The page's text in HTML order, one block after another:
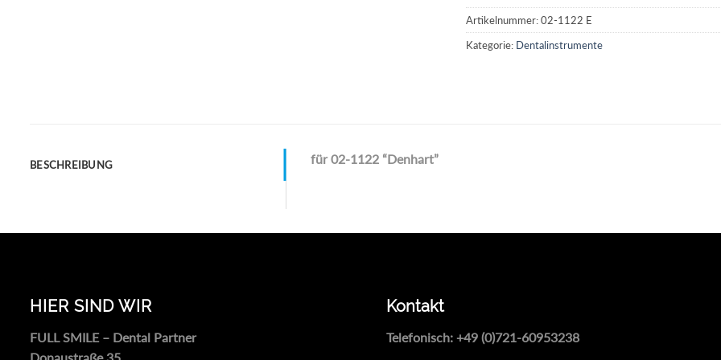
Artikelnummer:02-1122 E
Kategorie: Dentalinstrumente
BESCHREIBUNG für 02-1122 “Denhart”
HIER SIND WIR
FULL SMILE – Dental Partner
Kontakt
Telefonisch:+49 (0)721-60953238